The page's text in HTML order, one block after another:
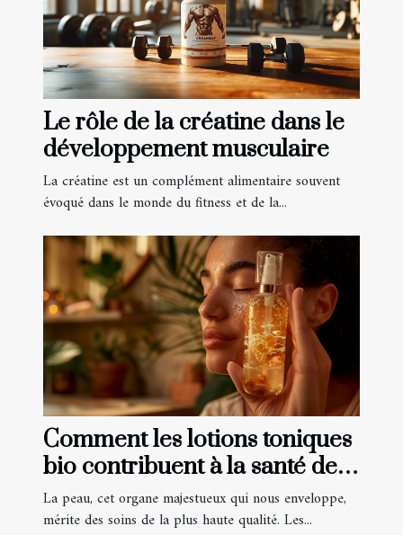
Le rôle de la créatine dans le
développement musculaire
La créatine est un complément alimentaire souvent
évoqué dans le monde du fitness et de la...
Comment les lotions toniques
bio contribuent à la santé de
votre peau
La peau, cet organe majestueux qui nous enveloppe,
mérite des soins de la plus haute qualité. Les...